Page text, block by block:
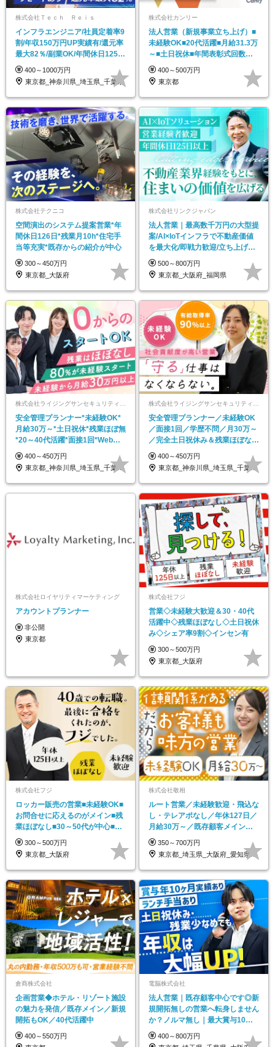
株式会社Ｔｅｃｈ Ｒｅｉｓ
インフラエンジニア/社員定着率9
割/年収150万円UP実績有/還元率
最大82％/副業OK/年間休日125日
～
400～1000万円
東京都_神奈川県_埼玉県_千葉県
株式会社カンリー
法人営業（新規事業立ち上げ）■
未経験OK■20代活躍■月給31.3万
～■土日祝休■年間表彰式回数約
50回
400～500万円
東京都
株式会社テクニコ
空間演出のシステム提案営業*年
間休日126日*残業月10h*住宅手
当等充実*既存からの紹介が中心
300～450万円
東京都_大阪府
株式会社リンクジャパン
法人営業｜最高数千万円の大型提
案/AI×IoTインフラで不動産価値
を最大化/即戦力歓迎/立ち上げメ
ンバーも募集
500～800万円
東京都_大阪府_福岡県
株式会社ライジングサンセキュリティーサービス
安全管理プランナー*未経験OK*
月給30万～*土日祝休*残業ほぼ無
*20～40代活躍*面接1回*Web面
接も可
400～450万円
東京都_神奈川県_埼玉県_千葉県_茨城県
株式会社ライジングサンセキュリティーサービス
安全管理プランナー／未経験OK
／面接1回／学歴不問／月30万～
／完全土日祝休み＆残業ほぼなし
／賞与年2回
400～450万円
東京都_神奈川県_埼玉県_千葉県_茨城県
株式会社ロイヤリティマーケティング
アカウントプランナー
非公開
東京都
株式会社フジ
営業◇未経験大歓迎＆30・40代
活躍中◇残業ほぼなし◇土日祝休
み◇シェア率9割◇インセン有
300～500万円
東京都_大阪府
株式会社フジ
ロッカー販売の営業■未経験OK■
お問合せに応えるのがメイン■残
業ほぼなし■30～50代が中心■イ
ンセン有
300～500万円
東京都_大阪府
株式会社敬相
ルート営業／未経験歓迎・飛込な
し・テレアポなし／年休127日／
月給30万～／既存顧客メイン／
20～30代活躍中
350～700万円
東京都_埼玉県_大阪府_愛知県_北海道_…
倉商株式会社
企画営業◆ホテル・リゾート施設
の魅力を発信／既存メイン／新規
開拓もOK／40代活躍中
400～550万円
電脳株式会社
法人営業｜既存顧客中心です◎新
規開拓無しの営業へ転身しません
か？ノルマ無し｜最大賞与10ヶ
月分の実績あり
400～800万円